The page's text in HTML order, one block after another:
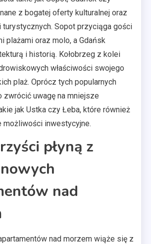
z bogatej oferty kulturalnej oraz
turystycznych. Sopot przyciąga gości
plażami oraz molo, a Gdańsk
i historią. Kołobrzeg z kolei
właściwości swojego
plaż. Oprócz tych popularnych
zwrócić uwagę na mniejsze
jak Ustka czy Łeba, które również
możliwości inwestycyjne.
płyną z
nad
nad morzem wiąże się z